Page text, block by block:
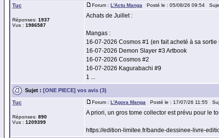
Tuc
Réponses: 1937
Vus : 1986587
Forum : L'Actu Manga Posté le : 05/08/26 09:54
Achats de Juillet :
Mangas :
16-07-2026 Cosmos #1 (en fait acheté à sa
16-07-2026 Demon Slayer #3 Artbook
16-07-2026 Cosmos #2
16-07-2026 Kagurabachi #9
1 ...
Sujet : [ONE PIECE] vos avis (3)
Tuc
Réponses: 890
Vus : 1209399
Forum : L'Agora Manga Posté le : 17/07/26 11:55
A priori, un gros tome collector est prévu pour le
https://edition-limitee.fr/bande-dessinee-livre-